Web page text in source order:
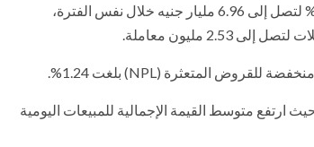
وأشارت الشركة في بيان اليوم، إلى ارتفاع القيمة الإجمالية للمبيعات (GMV) بنسبة 31% لتصل إلى 6.96 مليار جنيه خلال نفس الفترة،
ارتفع متوسط القيمة الإجمالية للمبيعات اليومية